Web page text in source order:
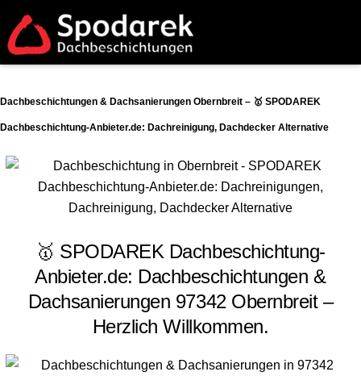
Dachbeschichtungen & Dachsanierungen Obernbreit – 🥇 SPODAREK
Dachbeschichtung-Anbieter.de: Dachreinigung, Dachdecker Alternative
🥇 SPODAREK Dachbeschichtung-
Anbieter.de: Dachbeschichtungen &
Dachsanierungen 97342 Obernbreit –
Herzlich Willkommen.